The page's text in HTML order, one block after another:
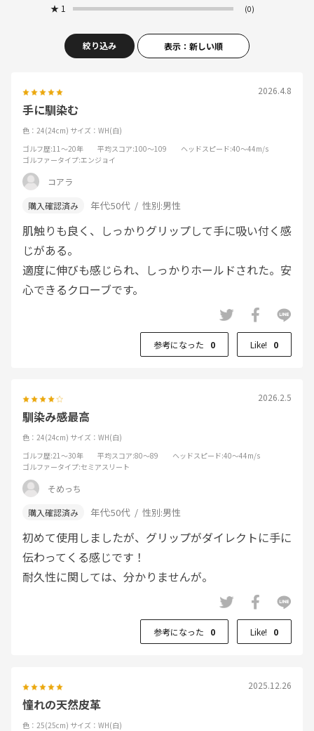
★ 1 (0)
絞り込み 表示：新しい順
2026.4.8
手に馴染む
色：24(24cm) サイズ：WH(白)
ゴルフ歴:11～20年 平均スコア:100～109 ヘッドスピード:40～44m/s
ゴルファータイプ:エンジョイ
コアラ
年代:50代 性別:男性
肌触りも良く、しっかりグリップして手に吸い付く感
じがある。
適度に伸びも感じられ、しっかりホールドされた。安
心できるクローブです。
参考になった 0 Like! 0
2026.2.5
馴染み感最高
色：24(24cm) サイズ：WH(白)
ゴルフ歴:21～30年 平均スコア:80～89 ヘッドスピード:40～44m/s
ゴルファータイプ:セミアスリート
そめっち
年代:50代 性別:男性
初めて使用しましたが、グリップがダイレクトに手に
伝わってくる感じです！
耐久性に関しては、分かりませんが。
参考になった 0 Like! 0
2025.12.26
憧れの天然皮革
色：25(25cm) サイズ：WH(白)